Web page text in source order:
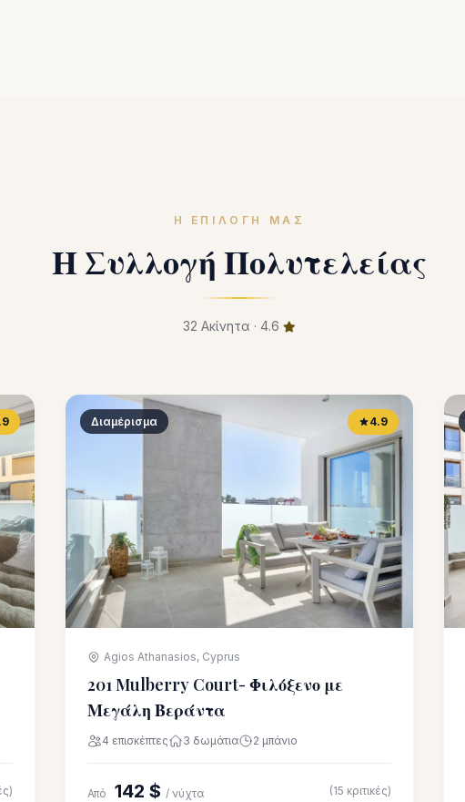
Η ΕΠΙΛΟΓΉ ΜΑΣ
Η Συλλογή Πολυτελείας
32 Ακίνητα · 4.6
Διαμέρισμα 4.9
Agios Athanasios, Cyprus
201 Mulberry Court- Φιλόξενο με
Μεγάλη Βεράντα
4 επισκέπτες 3 δωμάτια 2 μπάνιο
Από 142 $ / νύχτα (15 κριτικές)